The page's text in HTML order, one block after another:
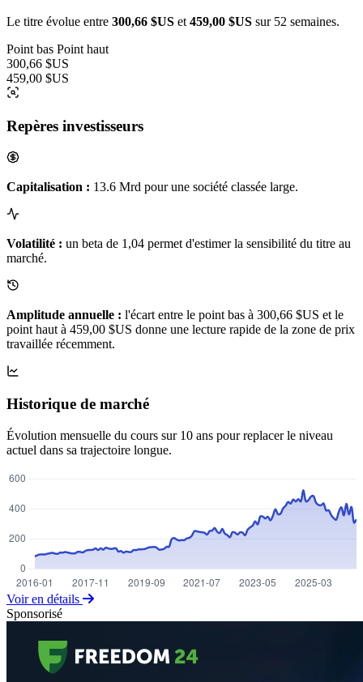
Le titre évolue entre 300,66 $US et 459,00 $US sur 52 semaines.
Point bas Point haut
300,66 $US
459,00 $US
Repères investisseurs
Capitalisation : 13.6 Mrd pour une société classée large.
Volatilité : un beta de 1,04 permet d'estimer la sensibilité du titre au
marché.
Amplitude annuelle : l'écart entre le point bas à 300,66 $US et le
point haut à 459,00 $US donne une lecture rapide de la zone de prix
travaillée récemment.
Historique de marché
Évolution mensuelle du cours sur 10 ans pour replacer le niveau
actuel dans sa trajectoire longue.
Voir en détails
Sponsorisé